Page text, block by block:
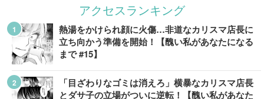
アクセスランキング
熱湯をかけられ顔に火傷…非道なカリスマ店長に
立ち向かう準備を開始！【醜い私があなたになる
まで #15】
「目ざわりなゴミは消えろ」横暴なカリスマ店長
とダサ子の立場がついに逆転！【醜い私があなた